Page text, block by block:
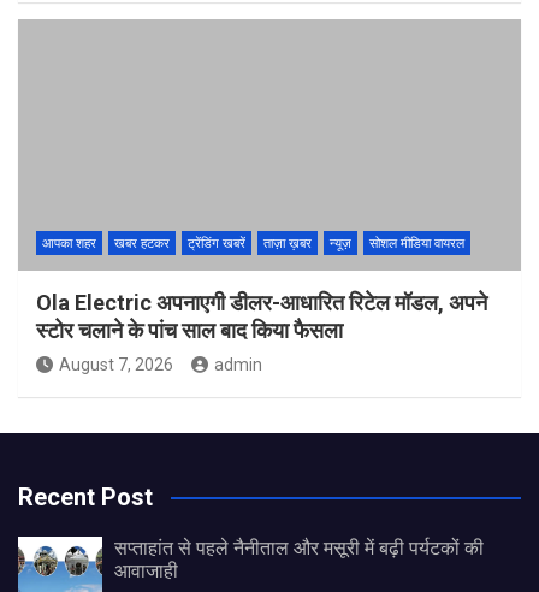
आपका शहर खबर हटकर ट्रेंडिंग खबरें ताज़ा ख़बर न्यूज़ सोशल मीडिया वायरल
Ola Electric अपनाएगी डीलर-आधारित रिटेल मॉडल, अपने
स्टोर चलाने के पांच साल बाद किया फैसला
August 7, 2026 admin
Recent Post
सप्ताहांत से पहले नैनीताल और मसूरी में बढ़ी पर्यटकों की
आवाजाही